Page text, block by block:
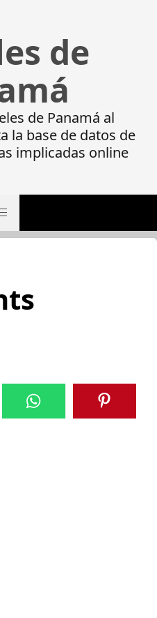
de
de Panamá al
la base de datos de
implicadas online